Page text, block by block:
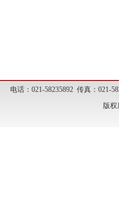
电话：021-58235892 传真：021-
版